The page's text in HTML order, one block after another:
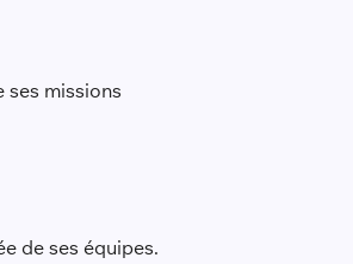
ses missions
de ses équipes.